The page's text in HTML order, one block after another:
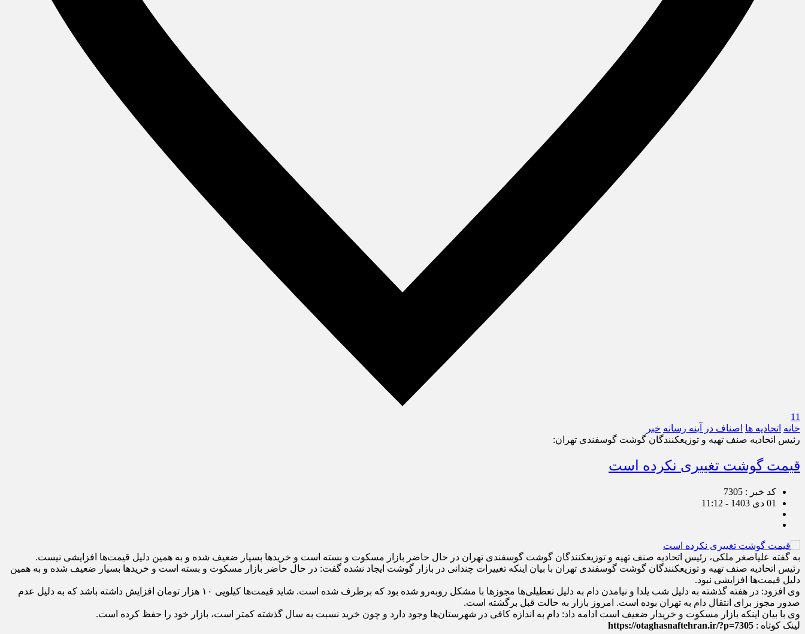
11
خانه اتحادیه ها اصناف در آینه رسانه خبر
رئیس اتحادیه صنف تهیه و توزیع‎کنندگان گوشت گوسفندی تهران:
قیمت گوشت تغییری نکرده است
کد خبر : 7305
01 دی 1403 - 11:12
به گفته علی‎اصغر ملکی، رئیس اتحادیه صنف تهیه و توزیع‎کنندگان گوشت گوسفندی تهران در حال حاضر بازار مسکوت و بسته است و خریدها بسیار ضعیف شده و به همین دلیل قیمت‌ها افزایشی نیست.
رئیس اتحادیه صنف تهیه و توزیع‎کنندگان گوشت گوسفندی تهران با بیان اینکه تغییرات چندانی در بازار گوشت ایجاد نشده گفت: در حال حاضر بازار مسکوت و بسته است و خریدها بسیار ضعیف شده و به همین
دلیل قیمت‌ها افزایشی نبود.
وی افزود: در هفته گذشته به دلیل شب یلدا و نیامدن دام به دلیل تعطیلی‌ها مجوزها با مشکل روبه‌رو شده بود که برطرف شده است. شاید قیمت‌ها کیلویی ۱۰ هزار تومان افزایش داشته باشد که به دلیل عدم
صدور مجوز برای انتقال دام به تهران بوده است. امروز بازار به حالت قبل برگشته است.
وی با بیان اینکه بازار مسکوت و خریدار ضعیف است ادامه داد: دام به‌ اندازه کافی در شهرستان‌ها وجود دارد و چون خرید نسبت به سال گذشته کمتر است، بازار خود را حفظ کرده است.
لینک کوتاه : https://otaghasnaftehran.ir/?p=7305